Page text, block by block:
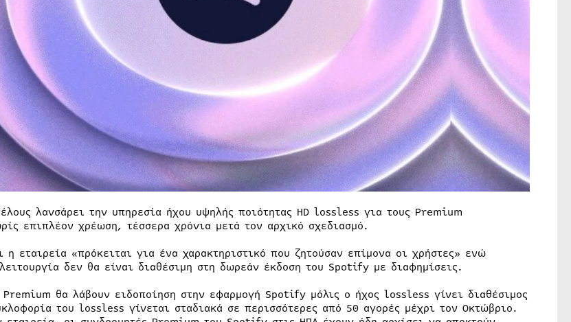
λανσάρει την υπηρεσία ήχου υψηλής ποιότητας HD lossless για τους Premium
επιπλέον χρέωση, τέσσερα χρόνια μετά τον αρχικό σχεδιασμό.
εταιρεία «πρόκειται για ένα χαρακτηριστικό που ζητούσαν επίμονα οι χρήστες» ενώ
δεν θα είναι διαθέσιμη στη δωρεάν έκδοση του Spotify με διαφημίσεις.
Premium θα λάβουν ειδοποίηση στην εφαρμογή Spotify μόλις ο ήχος lossless γίνει διαθέσιμος
του lossless γίνεται σταδιακά σε περισσότερες από 50 αγορές μέχρι τον Οκτώβριο.